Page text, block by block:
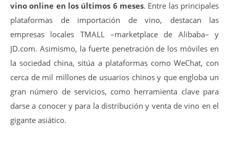
vino online en los últimos 6 meses. Entre las principales
plataformas de importación de vino, destacan las
empresas locales TMALL –marketplace de Alibaba– y
JD.com. Asimismo, la fuerte penetración de los móviles en
la sociedad china, sitúa a plataformas como WeChat, con
cerca de mil millones de usuarios chinos y que engloba un
gran número de servicios, como herramienta clave para
darse a conocer y para la distribución y venta de vino en el
gigante asiático.